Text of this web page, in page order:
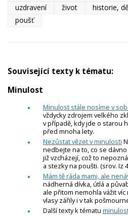
uzdravení život historie,
poušť
Související texty k tématu:
Minulost
Minulost stále nosíme v
vždycky zdrojem velkého
v případě, kdy jde o starou
před mnoha lety.
Nezůstat vězet v minulosti
nedbejte na to, co se
již vzcházejí, což to
a stezky na poušti. (srov. Iz
Mám tě ráda mami, ale
nádherná dívka, útlá a
ale přitom nemohla vážit
vlasy zářily i v tak
Další texty k tématu